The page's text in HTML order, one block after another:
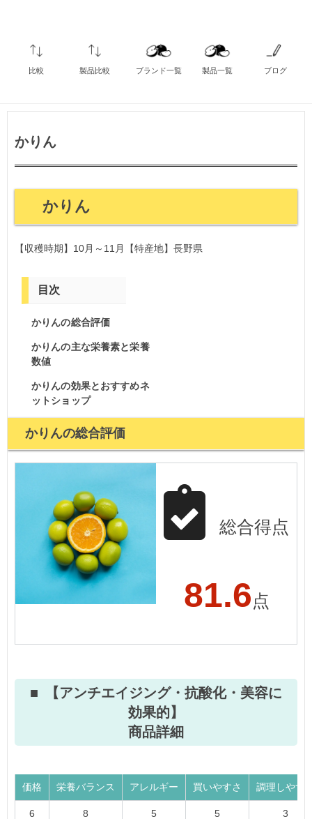
比較 製品比較 ブランド一覧 製品一覧 ブログ
かりん
かりん
【収穫時期】10月～11月【特産地】長野県
目次
かりんの総合評価
かりんの主な栄養素と栄養
数値
かりんの効果とおすすめネ
ットショップ
かりんの総合評価
総合得点
81.6 点
【アンチエイジング・抗酸化・美容に
効果的】
商品詳細
価格
6
栄養バランス
8
アレルギー
5
買いやすさ
5
調理しやす
3